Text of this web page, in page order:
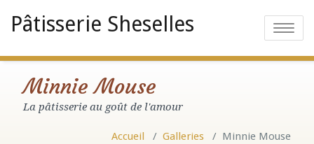
Pâtisserie Sheselles Toggle
Minnie Mouse
La pâtisserie au goût de l'amour
Accueil / Galleries / Minnie Mouse